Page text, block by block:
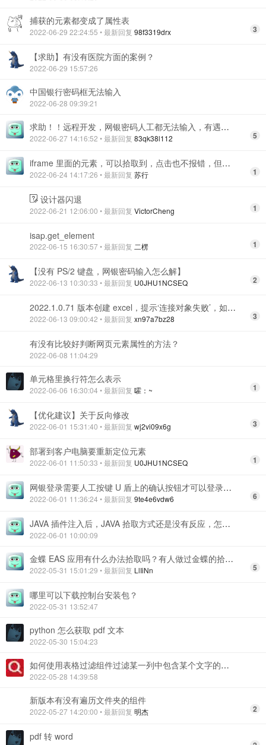
捕获的元素都变成了属性表
2022-06-29 22:24:55 • 最新回复 98f3319drx 3
【求助】有没有医院方面的案例？
2022-06-29 15:57:26
中国银行密码框无法输入
2022-06-28 09:39:21
求助！！远程开发，网银密码人工都无法输入，有遇到过吗？
2022-06-27 14:16:52 • 最新回复 83qk38l112 5
iframe 里面的元素，可以拾取到，点击也不报错，但是页面不会变化，好像点击无效，怎么办
2022-06-24 14:17:26 • 最新回复 苏行 1
设计器闪退
2022-06-21 12:06:00 • 最新回复 VictorCheng 1
isap.get_element
2022-06-15 16:30:57 • 最新回复 二楞 1
【没有 PS/2 键盘，网银密码输入怎么解】
2022-06-13 10:30:33 • 最新回复 U0JHU1NCSEQ 2
2022.1.0.71 版本创建 excel，提示‘连接对象失败’，如图所示。
2022-06-13 09:00:42 • 最新回复 xn97a7bz28 3
有没有比较好判断网页元素属性的方法？
2022-06-08 11:04:29
单元格里换行符怎么表示
2022-06-06 16:30:04 • 最新回复 嚯：~ 1
【优化建议】关于反向修改
2022-06-01 15:31:40 • 最新回复 wj2vi09x6g 3
部署到客户电脑要重新定位元素
2022-06-01 11:50:33 • 最新回复 U0JHU1NCSEQ 1
网银登录需要人工按键 U 盾上的确认按钮才可以登录，要怎么实现？
2022-06-01 11:36:24 • 最新回复 9te4e6vdw6 6
JAVA 插件注入后，JAVA 拾取方式还是没有反应，怎么办？
2022-06-01 10:00:09
金蝶 EAS 应用有什么办法拾取吗？有人做过金蝶的拾取吗
2022-05-31 15:01:29 • 最新回复 LlIiNn 5
哪里可以下载控制台安装包？
2022-05-31 13:52:47
python 怎么获取 pdf 文本
2022-05-30 15:04:23
如何使用表格过滤组件过滤某一列中包含某个文字的数据？
2022-05-28 14:39:58
新版本有没有遍历文件夹的组件
2022-05-27 14:20:00 • 最新回复 明杰 2
pdf 转 word